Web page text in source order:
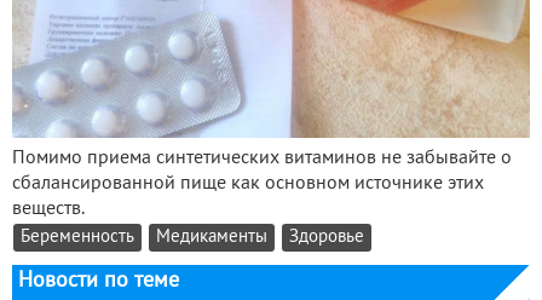
Помимо приема синтетических витаминов не забывайте о
сбалансированной пище как основном источнике этих
веществ.
Беременность Медикаменты Здоровье
Новости по теме